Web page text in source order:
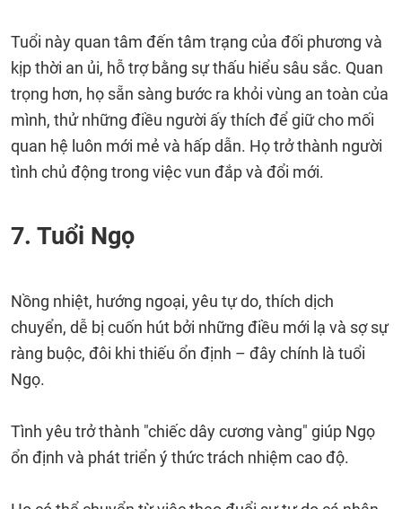
Tuổi này quan tâm đến tâm trạng của đối phương và
kịp thời an ủi, hỗ trợ bằng sự thấu hiểu sâu sắc. Quan
trọng hơn, họ sẵn sàng bước ra khỏi vùng an toàn của
mình, thử những điều người ấy thích để giữ cho mối
quan hệ luôn mới mẻ và hấp dẫn. Họ trở thành người
tình chủ động trong việc vun đắp và đổi mới.
7. Tuổi Ngọ
Nồng nhiệt, hướng ngoại, yêu tự do, thích dịch
chuyển, dễ bị cuốn hút bởi những điều mới lạ và sợ sự
ràng buộc, đôi khi thiếu ổn định – đây chính là tuổi
Ngọ.
Tình yêu trở thành "chiếc dây cương vàng" giúp Ngọ
ổn định và phát triển ý thức trách nhiệm cao độ.